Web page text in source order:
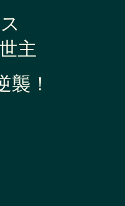
主
襲！